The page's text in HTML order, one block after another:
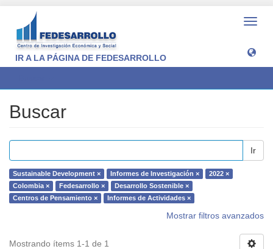
IR A LA PÁGINA DE FEDESARROLLO
Buscar
Ir
Sustainable Development × Informes de Investigación ×
2022 ×
Colombia ×
Fedesarrollo ×
Desarrollo Sostenible ×
Centros de Pensamiento ×
Informes de Actividades ×
Mostrar filtros avanzados
Mostrando ítems 1-1 de 1